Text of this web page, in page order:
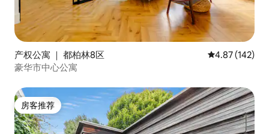
产权公寓 ｜ 都柏林8区 平均评分 4.87
4.87 (142)
豪华市中心公寓
房客推荐
房客推荐